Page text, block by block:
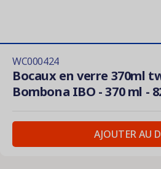
WC000424
Bocaux en verre 370ml
Bombona IBO - 370 ml -
AJOUTER AU